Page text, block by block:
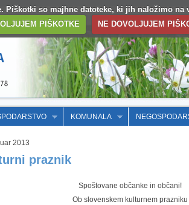
so majhne datoteke, ki jih naložimo na
PIŠKOTKE
NE DOVOLJUJEM
KOMUNALA
2013
praznik
Spoštovane občanke in občani!
Ob slovenskem kulturnem prazniku